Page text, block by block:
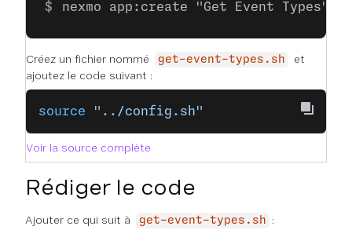
nexmo app:create "Get Event Types"
Créez un fichier nommé get-event-types.sh
et
ajoutez le code suivant :
source "../config.sh"
Voir la source complète
Rédiger le code
Ajouter ce qui suit à get-event-types.sh :